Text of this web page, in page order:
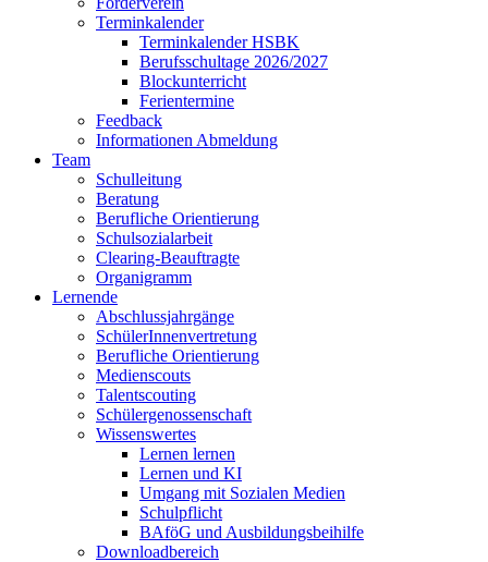
Terminkalender
Terminkalender HSBK
Berufsschultage 2026/2027
Blockunterricht
Ferientermine
Feedback
Informationen Abmeldung
Team
Schulleitung
Beratung
Berufliche Orientierung
Schulsozialarbeit
Clearing-Beauftragte
Organigramm
Lernende
Abschlussjahrgänge
SchülerInnenvertretung
Berufliche Orientierung
Medienscouts
Talentscouting
Schüler­genossen­schaft
Wissenswertes
Lernen lernen
Lernen und KI
Umgang mit Sozialen Medien
Schulpflicht
BAföG und Ausbildungsbeihilfe
Downloadbereich